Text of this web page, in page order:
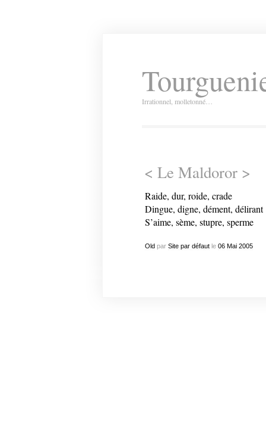
Irrationnel, molletonné…
< Le Maldoror >
Raide, dur, roide, crade
Dingue, digne, dément, délirant
S’aime, sème, stupre, sperme
Oldpar Site par défautle 06 Mai 2005